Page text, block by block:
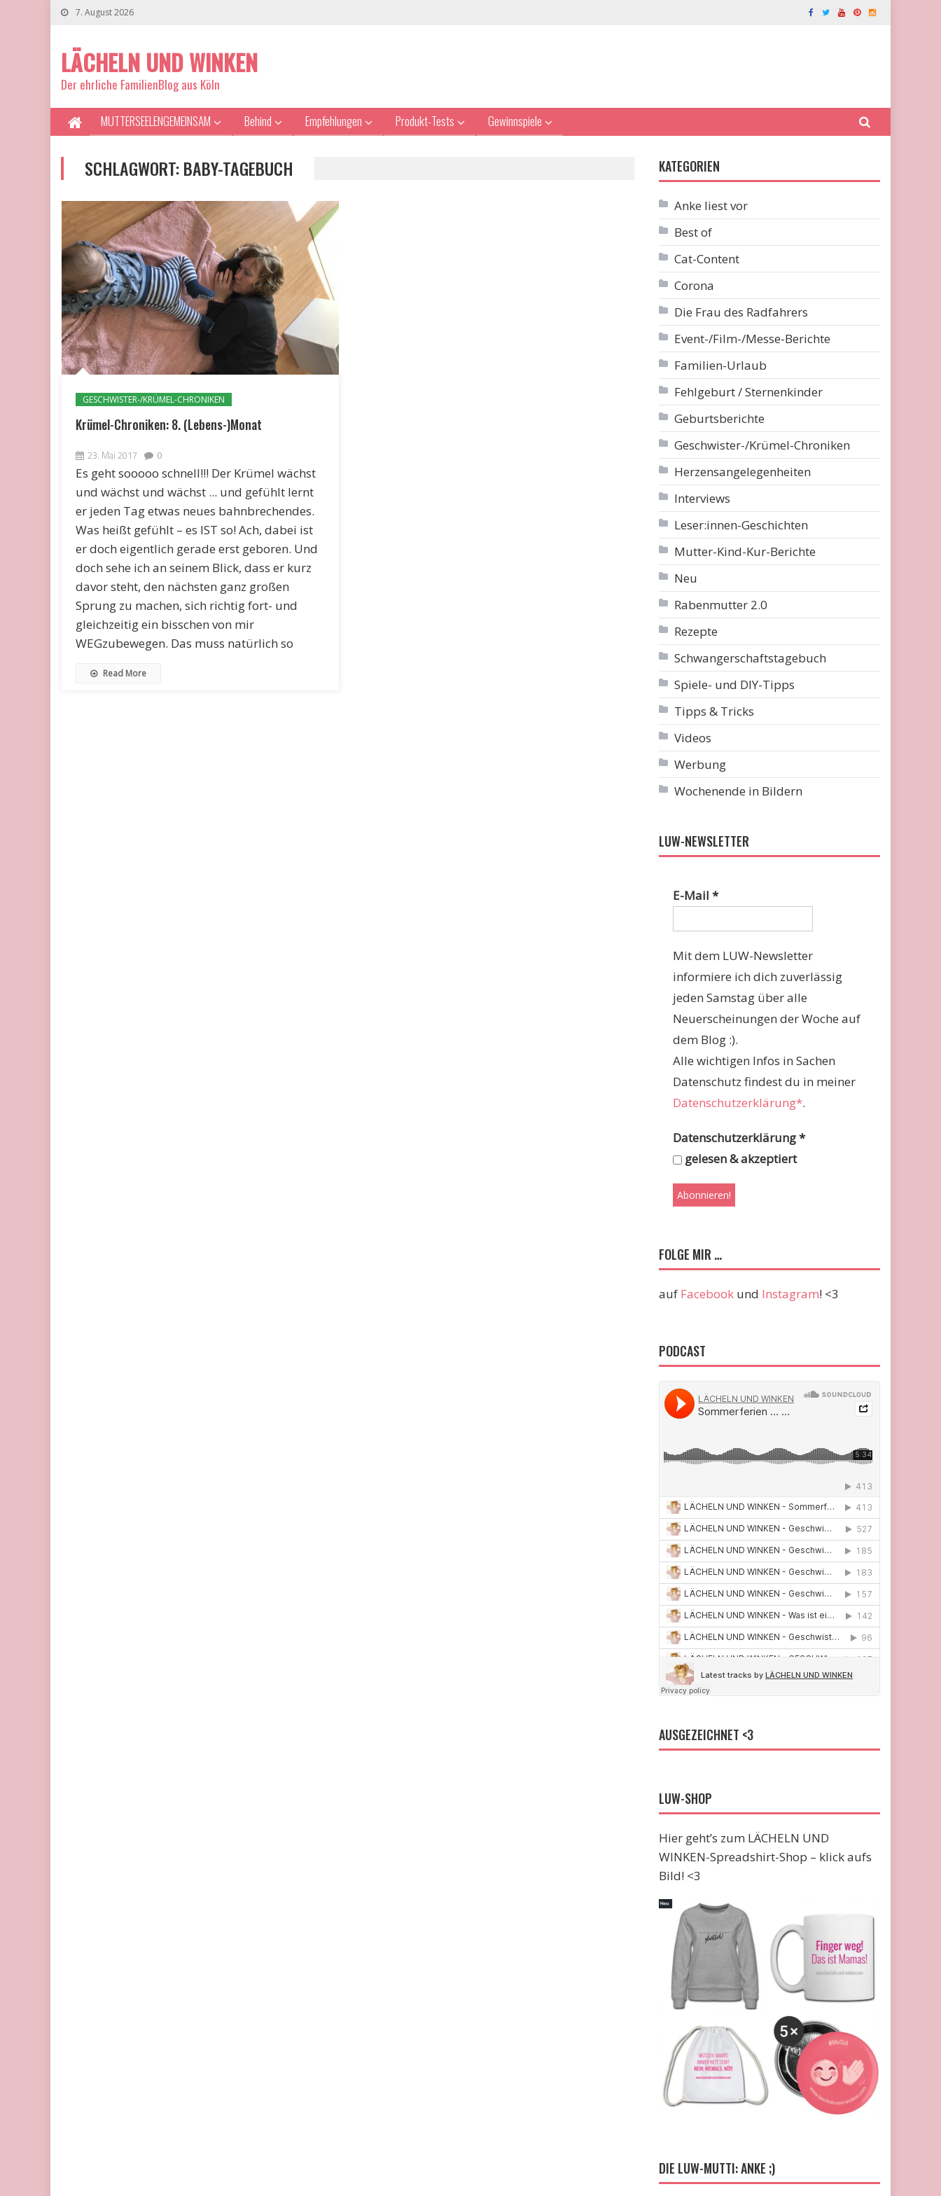
7. August 2026
LÄCHELN UND WINKEN
Der ehrliche FamilienBlog aus Köln
MUTTERSEELENGEMEINSAM Behind Empfehlungen Produkt-Tests Gewinnspiele
SCHLAGWORT:BABY-TAGEBUCH
GESCHWISTER-/KRÜMEL-CHRONIKEN
Krümel-Chroniken: 8. (Lebens-)Monat
23. Mai 2017 0
Es geht sooooo schnell!!! Der Krümel wächst
und wächst und wächst ... und gefühlt lernt
er jeden Tag etwas neues bahnbrechendes.
Was heißt gefühlt – es IST so! Ach, dabei ist
er doch eigentlich gerade erst geboren. Und
doch sehe ich an seinem Blick, dass er kurz
davor steht, den nächsten ganz großen
Sprung zu machen, sich richtig fort- und
gleichzeitig ein bisschen von mir
WEGzubewegen. Das muss natürlich so
Read More
KATEGORIEN
Anke liest vor
Best of
Cat-Content
Corona
Die Frau des Radfahrers
Event-/Film-/Messe-Berichte
Familien-Urlaub
Fehlgeburt / Sternenkinder
Geburtsberichte
Geschwister-/Krümel-Chroniken
Herzensangelegenheiten
Interviews
Leser:innen-Geschichten
Mutter-Kind-Kur-Berichte
Neu
Rabenmutter 2.0
Rezepte
Schwangerschaftstagebuch
Spiele- und DIY-Tipps
Tipps & Tricks
Videos
Werbung
Wochenende in Bildern
LUW-NEWSLETTER
E-Mail*
Mit dem LUW-Newsletter
informiere ich dich zuverlässig
jeden Samstag über alle
Neuerscheinungen der Woche auf
dem Blog :).
Alle wichtigen Infos in Sachen
Datenschutz findest du in meiner
Datenschutzerklärung*.
Datenschutzerklärung*
gelesen & akzeptiert
FOLGE MIR …
auf Facebook und Instagram! <3
PODCAST
AUSGEZEICHNET <3
LUW-SHOP
Hier geht’s zum LÄCHELN UND
WINKEN-Spreadshirt-Shop – klick aufs
Bild! <3
DIE LUW-MUTTI: ANKE ;)